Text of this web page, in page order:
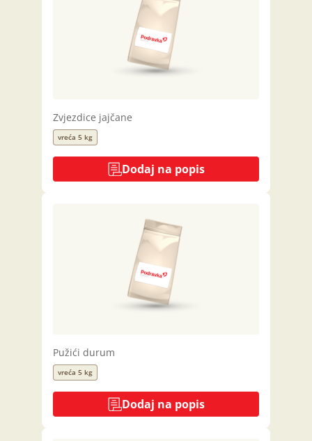
Zvjezdice jajčane
vreća 5 kg
Dodaj na popis
Pužići durum
vreća 5 kg
Dodaj na popis